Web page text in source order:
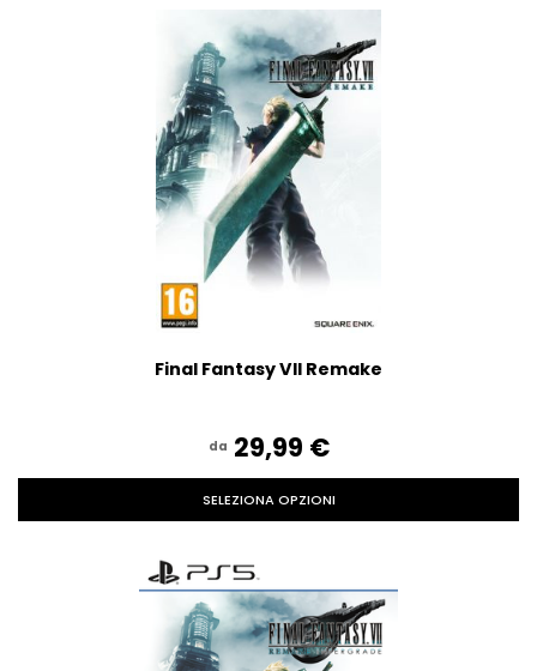
Final Fantasy VII Remake
da 29,99‎ ‎€
SELEZIONA OPZIONI